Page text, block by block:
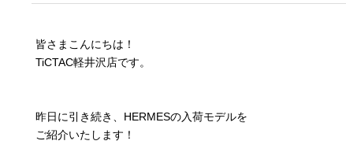
皆さまこんにちは！
TiCTAC軽井沢店です。
昨日に引き続き、HERMESの入荷モデルを
ご紹介いたします！